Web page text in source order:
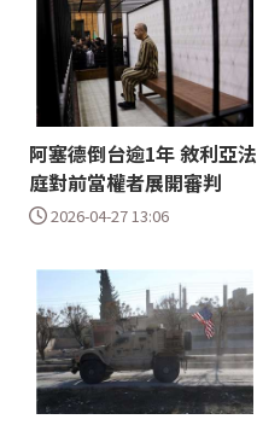
阿塞德倒台逾1年 敘利亞法
庭對前當權者展開審判
2026-04-27 13:06